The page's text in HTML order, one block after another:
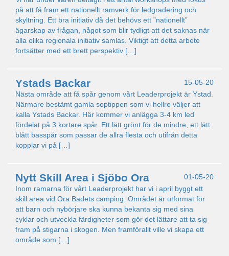
på att få fram ett nationellt ramverk för ledgradering och
skyltning. Ett bra initiativ då det behövs ett ”nationellt”
ägarskap av frågan, något som blir tydligt att det saknas när
alla olika regionala initiativ samlas. Viktigt att detta arbete
fortsätter med ett brett perspektiv […]
15-05-20
Ystads Backar
Nästa område att få spår genom vårt Leaderprojekt är Ystad.
Närmare bestämt gamla soptippen som vi hellre väljer att
kalla Ystads Backar. Här kommer vi anlägga 3-4 km led
fördelat på 3 kortare spår. Ett lätt grönt för de mindre, ett lätt
blått basspår som passar de allra flesta och utifrån detta
kopplar vi på […]
01-05-20
Nytt Skill Area i Sjöbo Ora
Inom ramarna för vårt Leaderprojekt har vi i april byggt ett
skill area vid Ora Badets camping. Området är utformat för
att barn och nybörjare ska kunna bekanta sig med sina
cyklar och utveckla färdigheter som gör det lättare att ta sig
fram på stigarna i skogen. Men framförallt ville vi skapa ett
område som […]